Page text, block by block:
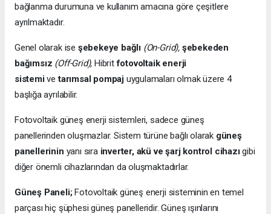
bağlanma durumuna ve kullanım amacına göre çeşitlere
ayrılmaktadır.
Genel olarak ise şebekeye bağlı (On-Grid), şebekeden
bağımsız (Off-Grid), Hibritfotovoltaik enerji
sistemivetarımsal pompaj uygulamaları olmak üzere 4
başlığa ayrılabilir.
Fotovoltaik güneş enerji sistemleri, sadece güneş
panellerinden oluşmazlar. Sistem türüne bağlı olarak güneş
panellerinin yanı sıra inverter, akü ve şarj kontrol cihazıgibi
diğer önemli cihazlarından da oluşmaktadırlar.
Güneş Paneli;Fotovoltaik güneş enerji sisteminin en temel
parçası hiç şüphesi güneş panelleridir. Güneş ışınlarını